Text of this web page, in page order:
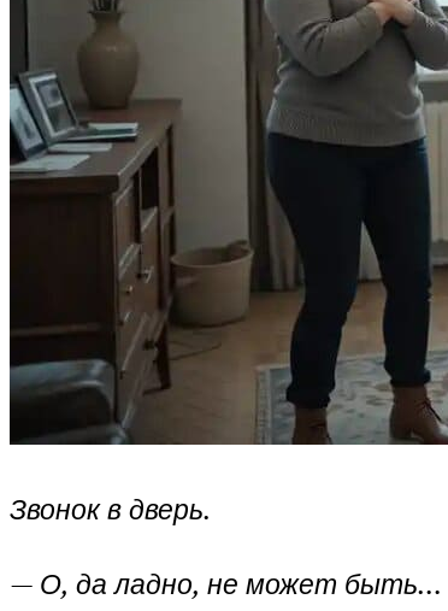
Звонок в дверь.
— О, да ладно, не может быть…